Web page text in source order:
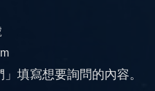
填寫想要詢問的內容。